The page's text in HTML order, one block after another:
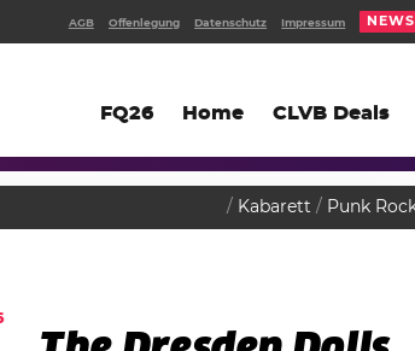
FQ26 Home CLVB Deals
AGB Offenlegung Datenschutz Impressum
Kabarett Punk